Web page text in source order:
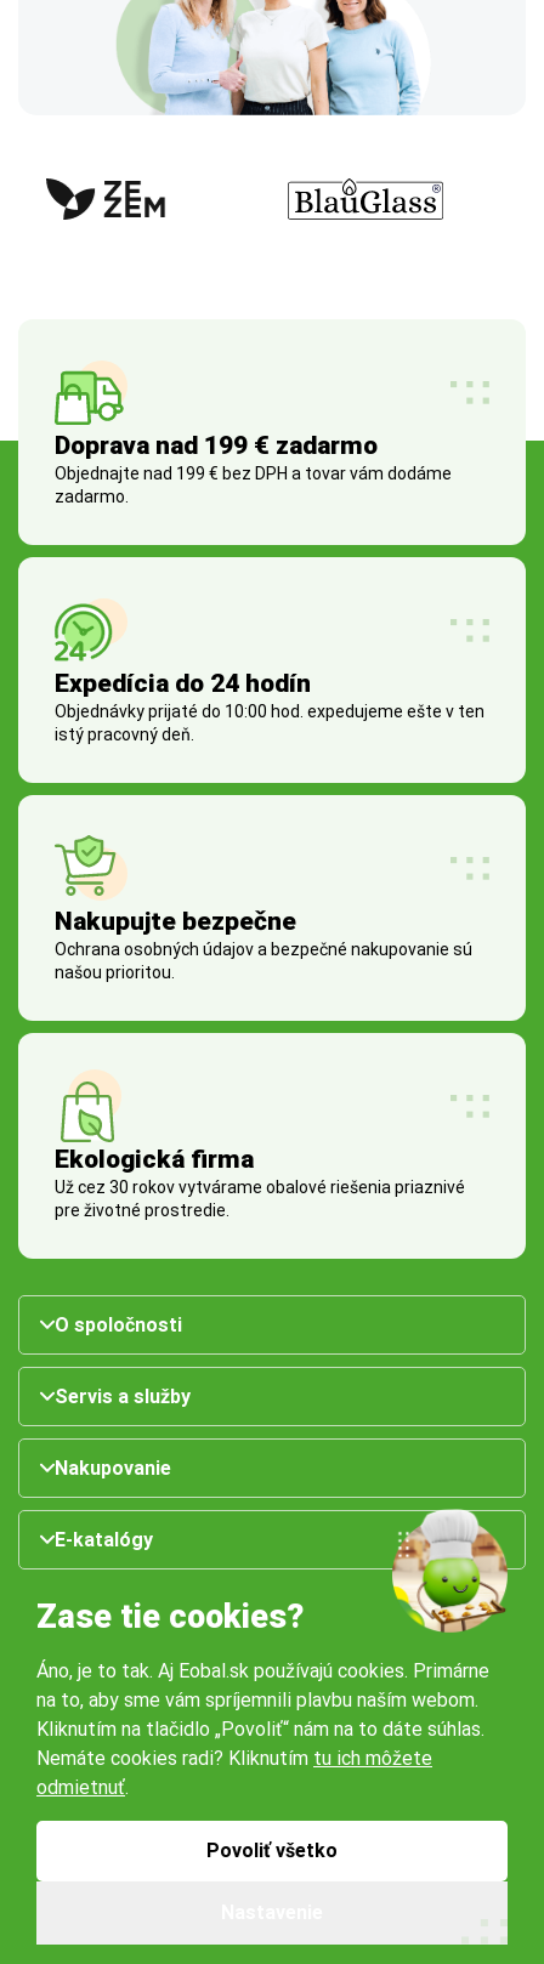
Doprava nad 199 € zadarmo
Objednajte nad 199 € bez DPH a tovar vám dodáme
zadarmo.
Expedícia do 24 hodín
Objednávky prijaté do 10:00 hod. expedujeme ešte v ten
istý pracovný deň.
Nakupujte bezpečne
Ochrana osobných údajov a bezpečné nakupovanie sú
našou prioritou.
Ekologická firma
Už cez 30 rokov vytvárame obalové riešenia priaznivé
pre životné prostredie.
O spoločnosti
Servis a služby
Nakupovanie
E-katalógy
Naše pobočky:
Obchodné podmienky
Zase tie cookies?
Áno, je to tak. Aj Eobal.sk používajú cookies. Primárne
na to, aby sme vám spríjemnili plavbu naším webom.
Kliknutím na tlačidlo „Povoliť“ nám na to dáte súhlas.
Nemáte cookies radi? Kliknutím tu ich môžete
odmietnuť.
Povoliť všetko